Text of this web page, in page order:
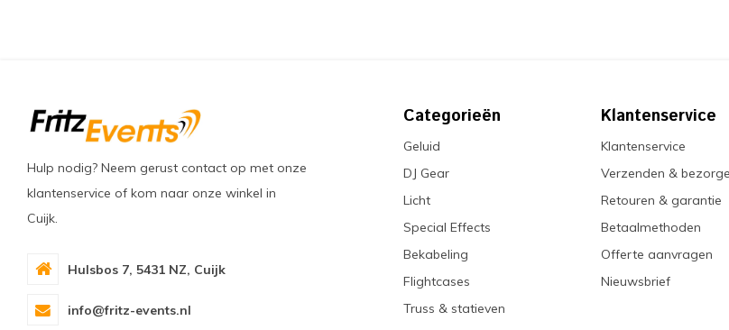
Hulp nodig? Neem gerust contact op met onze
klantenservice of kom naar onze winkel in
Cuijk.
Hulsbos 7, 5431 NZ, Cuijk
info@fritz-events.nl
Categorieën
Geluid
DJ Gear
Licht
Special Effects
Bekabeling
Flightcases
Truss & statieven
Klantenservice
Klantenservice
Verzenden &
Retouren & garantie
Betaalmethoden
Offerte aanvragen
Nieuwsbrief